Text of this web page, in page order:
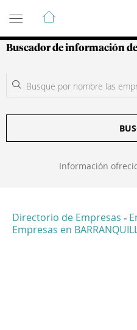
Guía de Empresas
Buscador de información
Información
Directorio de Empresas -
Empresas en